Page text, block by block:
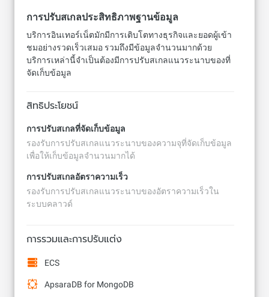
การปรับสเกลประสิทธิภาพฐานข้อมูล
บริการอินเทอร์เน็ตมักมีการเติบโตทางธุรกิจและยอดผู้เข้า
ชมอย่างรวดเร็วเสมอ รวมถึงมีข้อมูลจำนวนมากด้วย
บริการเหล่านี้จำเป็นต้องมีการปรับสเกลแนวระนาบของที่
จัดเก็บข้อมูล
สิทธิประโยชน์
การปรับสเกลที่จัดเก็บข้อมูล
รองรับการปรับสเกลแนวระนาบของความจุที่จัดเก็บข้อมูล
เพื่อให้เก็บข้อมูลจำนวนมากได้
การปรับสเกลอัตราความเร็ว
รองรับการปรับสเกลแนวระนาบของอัตราความเร็วใน
ระบบคลาวด์
การรวมและการปรับแต่ง
ECS
ApsaraDB for MongoDB